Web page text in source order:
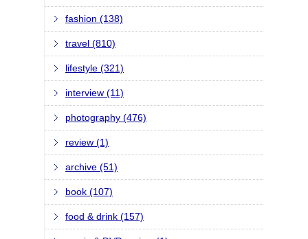
fashion (138)
travel (810)
lifestyle (321)
interview (11)
photography (476)
review (1)
archive (51)
book (107)
food & drink (157)